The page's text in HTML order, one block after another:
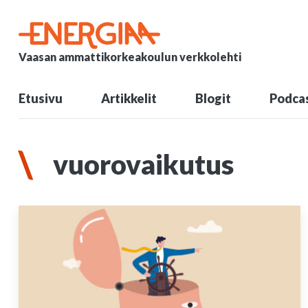
Vaasan ammattikorkeakoulun verkkolehti
Etusivu Artikkelit Blogit
vuorovaikutus